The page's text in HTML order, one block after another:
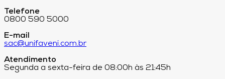
Telefone
0800 590 5000
E-mail
sac@unifaveni.com.br
Atendimento
Segunda a sexta-feira de 08:00h às 21:45h